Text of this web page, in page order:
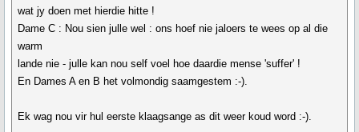
wat jy doen met hierdie hitte !
Dame C : Nou sien julle wel : ons hoef nie jaloers te wees op al die
warm
lande nie - julle kan nou self voel hoe daardie mense 'suffer' !
En Dames A en B het volmondig saamgestem :-).
Ek wag nou vir hul eerste klaagsange as dit weer koud word :-).